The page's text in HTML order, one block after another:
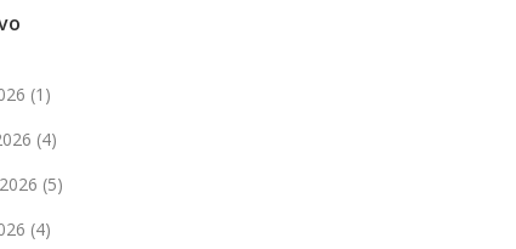
(1)
(4)
(5)
(4)